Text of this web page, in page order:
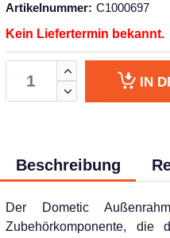
Artikelnummer: C1000697
Kein Liefertermin bekannt.
IN
Beschreibung
Der Dometic
Zubehörkomponente, die